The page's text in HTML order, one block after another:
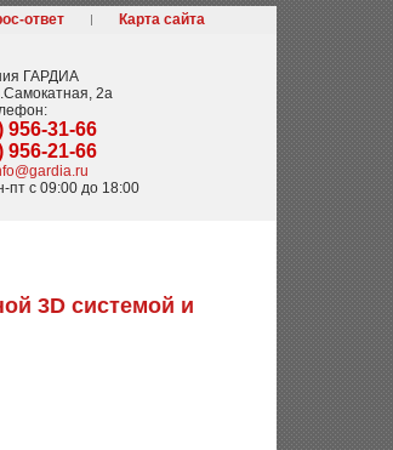
ответ Карта сайта
ГАРДИА
2а
956-31-66
956-21-66
пт с 09:00 до 18:00
3D системой и